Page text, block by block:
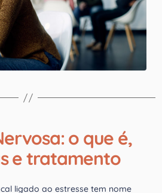
o que é,
e tratamento
ligado ao estresse tem nome